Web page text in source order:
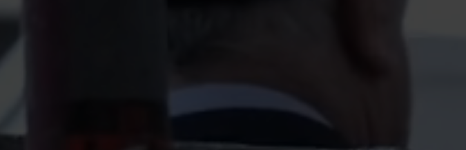
voor slimme energiemeting